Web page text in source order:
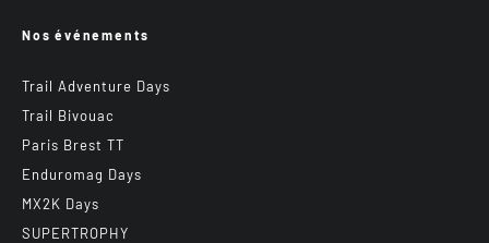
Nos événements
Trail Adventure Days
Trail Bivouac
Paris Brest TT
Enduromag Days
MX2K Days
SUPERTROPHY